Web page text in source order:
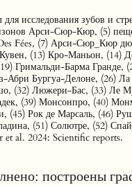
исследования зубов и
Арси-Сюр-Кюр, (5)
Fées, (7) Арси-Сюр_Кюр
(13) Кро-Маньон, (14)
Гримальди-Барма Гранде,
Абри Бургуа-Делоне, (26)
(32) Люжери-Бас, (33) Ле
(39) Монсонпро, (40)
(45) Рок де Марсаль, (46)
(51) Солютре, (52)
et al. 2024: Scientific reports.
построены